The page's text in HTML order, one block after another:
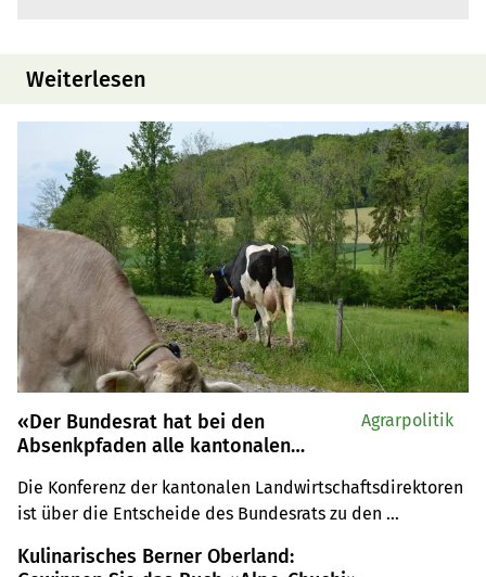
Weiterlesen
«Der Bundesrat hat bei den
Absenkpfaden alle kantonalen
Die Konferenz der kantonalen Landwirtschaftsdirektoren
ist über die Entscheide des Bundesrats zu den
Chance, den Landwirt(innen) hohe Professionalität zu
Agrarpolitik
Kulinarisches Berner Oberland: